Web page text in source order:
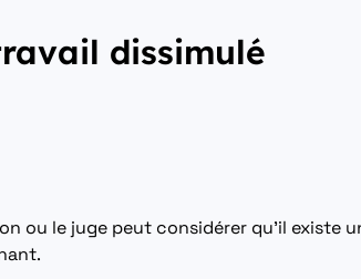
dissimulé
ou le juge peut considérer qu’il existe